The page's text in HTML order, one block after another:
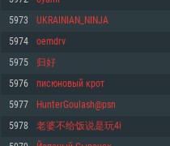
네트워크: 브로드밴드 인터넷
여유 저장 공간: 22.1 GB (최소 클라
권장 사양
네트워크: 브로드밴드 인터넷
여유 저장 공간: 22.1 GB (최소 클라
권장 사양
원하는 AMD (6개월 미만; 최소사양
네트워크: 브로드밴드 인터넷
여유 저장 공간: 22.1 GB (최소 클라
권장 사양
운영체제: Ubuntu 20.04 64bit
프로세서: Intel Core i7
5973 UKRAINIAN_NINJA
5974 oemdrv
5975 归好
5976 писюновый крот
5977 HunterGoulash@psn
5978 老婆不给饭说是玩4i